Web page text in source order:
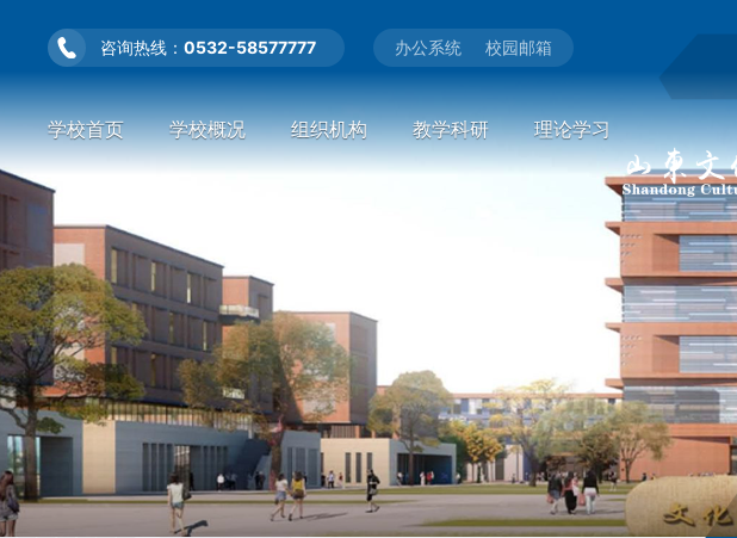
咨询热线： 0532-58577777 办公系统 校园邮箱
学校首页 学校概况 组织机构 教学科研 理论学习